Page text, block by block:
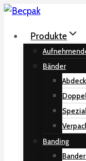
Zum
springenProdukte
Bänder
Banding